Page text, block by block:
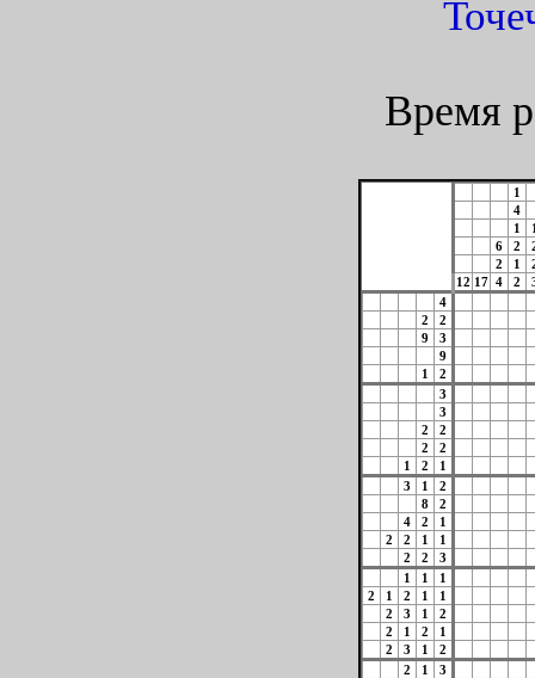
Время
1
4
1
6
2
2
1
12 17 4 2
4
2
2
9
3
9
1
2
3
3
2
2
2
2
1
2
1
3
1
2
8
2
4
2
1
2
2 1
1
2
2
3
1
1
1
2
1 2 1
1
2
3 1
2
2
1 2
1
2
3 1
2
2
1
3